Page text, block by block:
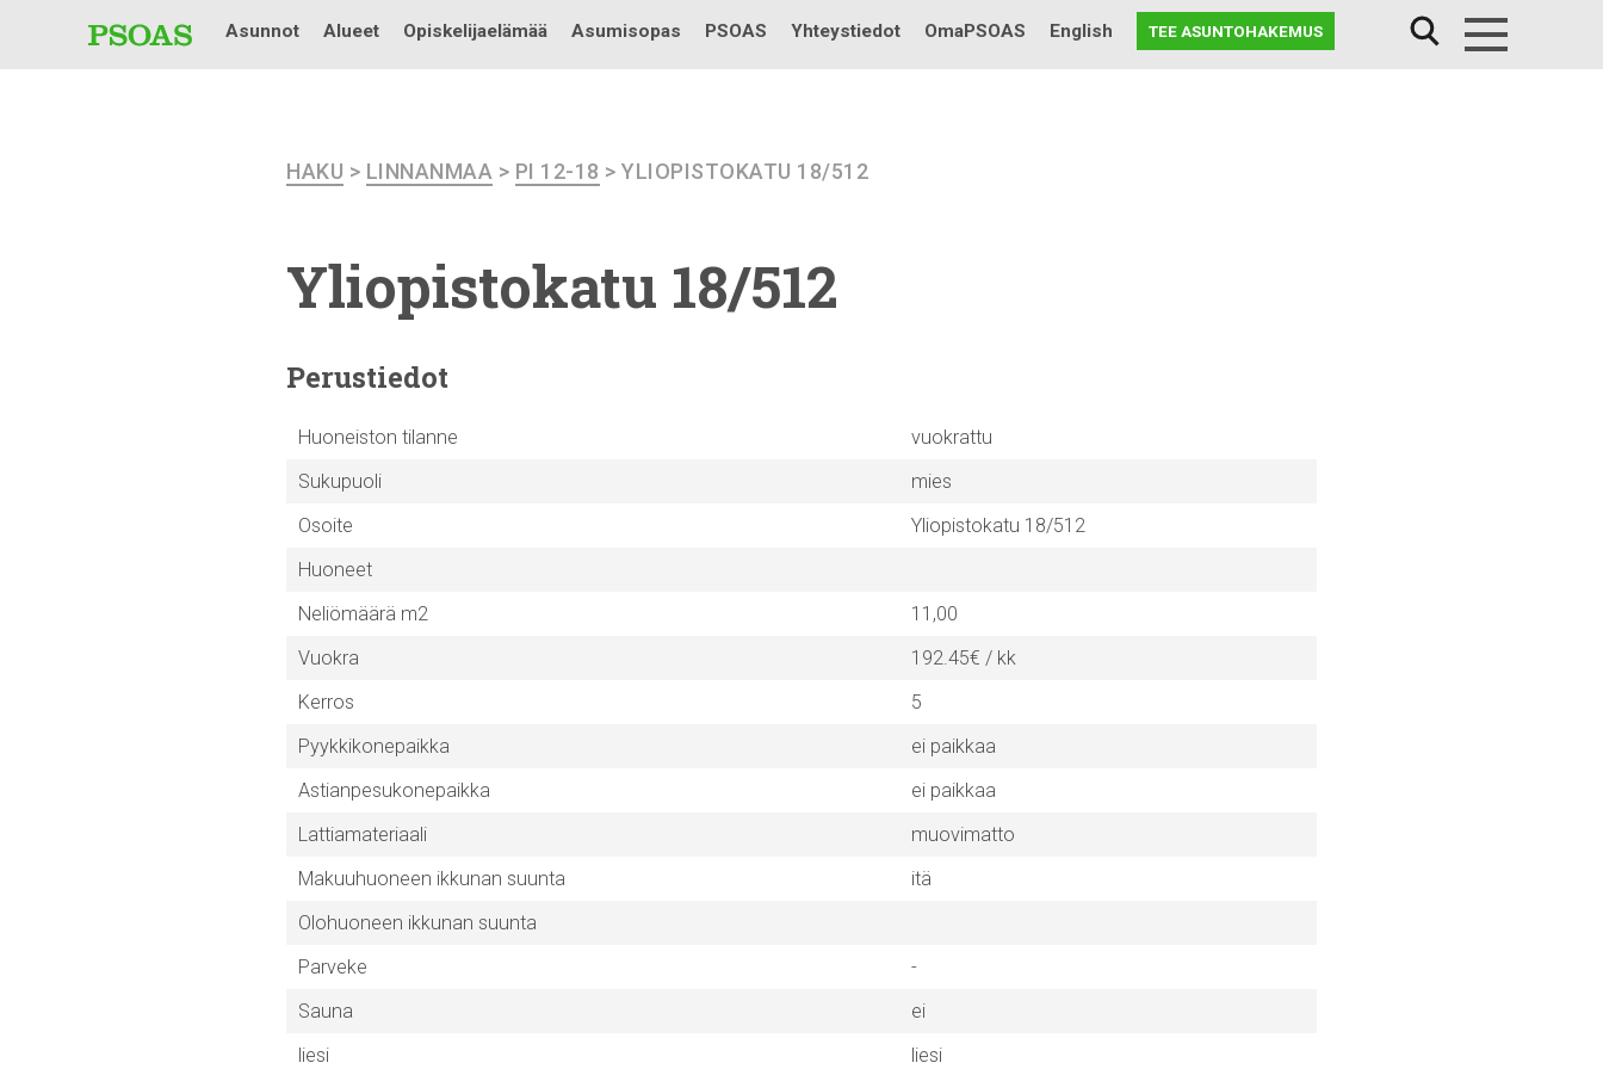
Testi
Asunnot Alueet Opiskelijaelämää Asumisopas PSOAS Yhteystiedot OmaPSOAS English TEE ASUNTOHAKEMUS
HAKU > LINNANMAA > PI 12-18 > YLIOPISTOKATU 18/512
Yliopistokatu 18/512
Perustiedot
Huoneiston tilanne
vuokrattu
Sukupuoli
mies
Osoite
Yliopistokatu 18/512
Huoneet
Neliömäärä m2
11,00
Vuokra
192.45€ / kk
Kerros
5
Pyykkikonepaikka
ei paikkaa
Astianpesukonepaikka
ei paikkaa
Lattiamateriaali
muovimatto
Makuuhuoneen ikkunan suunta
itä
Olohuoneen ikkunan suunta
Parveke
-
Sauna
ei
liesi
liesi